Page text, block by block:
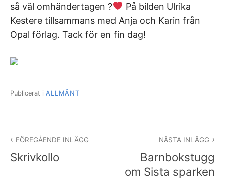
så väl omhändertagen ?
På bilden Ulrika
Kestere tillsammans med Anja och Karin från
Opal förlag. Tack för en fin dag!
Publicerat i ALLMÄNT
FÖREGÅENDE INLÄGG
Skrivkollo
NÄSTA INLÄGG
Barnbokstugg
om Sista sparken